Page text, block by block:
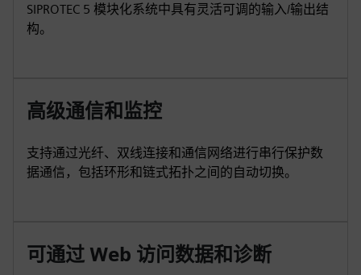
SIPROTEC 5 模块化系统中具有灵活可调的输入/输出结
构。
高级通信和监控
支持通过光纤、双线连接和通信网络进行串行保护数
据通信，包括环形和链式拓扑之间的自动切换。
可通过 Web 访问数据和诊断